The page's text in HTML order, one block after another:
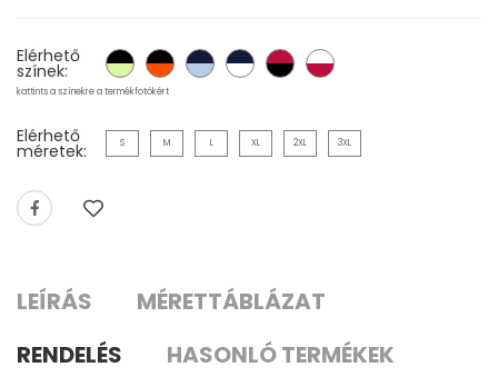
Elérhető
színek:
kattints a színekre a termékfotókért
Elérhető
méretek: S M L XL 2XL 3XL
LEÍRÁS
MÉRETTÁBLÁZAT
RENDELÉS
HASONLÓ TERMÉKEK